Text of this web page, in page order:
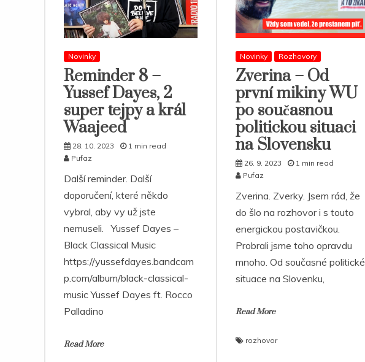
Novinky
Reminder 8 –
Yussef Dayes, 2
super tejpy a král
Waajeed
28. 10. 2023
1 min read
Pufaz
Další reminder. Další
doporučení, které někdo
vybral, aby vy už jste
nemuseli. Yussef Dayes –
Black Classical Music
https://yussefdayes.bandcam
p.com/album/black-classical-
music Yussef Dayes ft. Rocco
Palladino
Read More
Novinky Rozhovory
Zverina – Od
první mikiny WU
po současnou
politickou situaci
na Slovensku
26. 9. 2023
1 min read
Pufaz
Zverina. Zverky. Jsem rád, že
do šlo na rozhovor i s touto
energickou postavičkou.
Probrali jsme toho opravdu
mnoho. Od současné politické
situace na Slovenku,
Read More
rozhovor